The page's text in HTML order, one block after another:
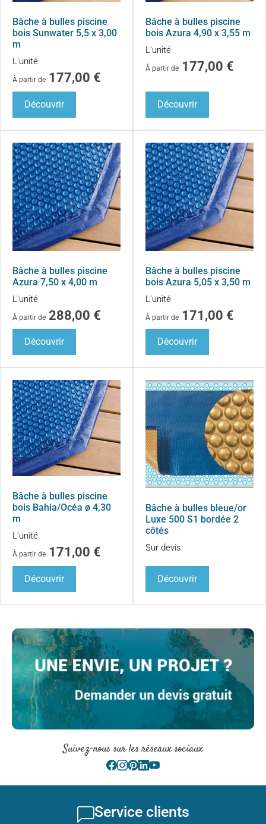
Bâche à bulles piscine
bois Sunwater 5,5 x 3,00
m
L'unité
À partir de 177,00 €
Découvrir
Bâche à bulles piscine
bois Azura 4,90 x 3,55 m
L'unité
À partir de 177,00 €
Découvrir
Bâche à bulles piscine
Azura 7,50 x 4,00 m
L'unité
À partir de 288,00 €
Découvrir
Bâche à bulles piscine
bois Azura 5,05 x 3,50 m
L'unité
À partir de 171,00 €
Découvrir
Bâche à bulles piscine
bois Bahia/Océa ø 4,30
m
L'unité
À partir de 171,00 €
Découvrir
Bâche à bulles bleue/or
Luxe 500 S1 bordée 2
côtés
Sur devis
Découvrir
Suivez-nous sur les réseaux sociaux
Service clients